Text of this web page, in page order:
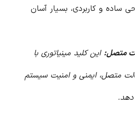
ساده و کاربردی، بسیار آسان
متصل: این کلید مینیاتوری با
متصل، ایمنی و امنیت سیستم
دهد.